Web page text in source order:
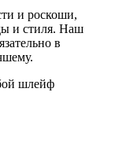
и роскоши,
и стиля. Наш
в
шлейф